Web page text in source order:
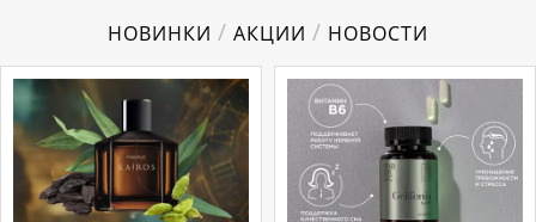
НОВИНКИ / АКЦИИ / НОВОСТИ